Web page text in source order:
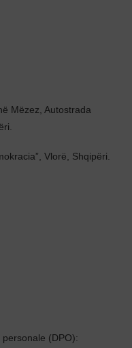
Mëzez, Autostrada
Vlorë, Shqipëri.
(DPO):